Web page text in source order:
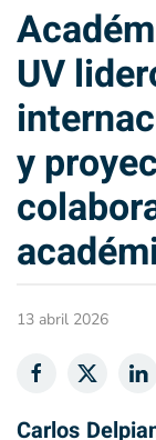
UV
y
13 abril 2026
Carlos